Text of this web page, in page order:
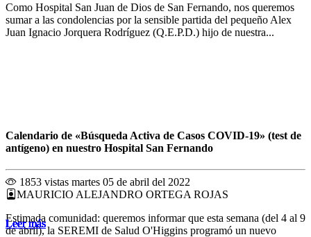
Leer más
Leer más
Leer más
Leer más
Leer más
Leer más
Leer más
Leer más
Como Hospital San Juan de Dios de San Fernando, nos queremos
sumar a las condolencias por la sensible partida del pequeño Alex
Juan Ignacio Jorquera Rodríguez (Q.E.P.D.) hijo de nuestra...
Leer más
Calendario de «Búsqueda Activa de Casos COVID-19» (test de
antígeno) en nuestro Hospital San Fernando
1853 vistas martes 05 de abril del 2022
MAURICIO ALEJANDRO ORTEGA ROJAS
Estimada comunidad: queremos informar que esta semana (del 4 al 9
de abril), la SEREMI de Salud O'Higgins programó un nuevo
Leer más
Leer más
Leer más